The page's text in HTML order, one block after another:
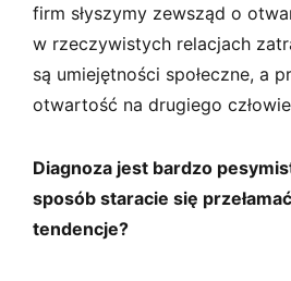
firm słyszymy zewsząd o
w rzeczywistych relacjach
są umiejętności społeczne, a
otwartość na drugiego
Diagnoza jest bardzo
sposób staracie się
tendencje?